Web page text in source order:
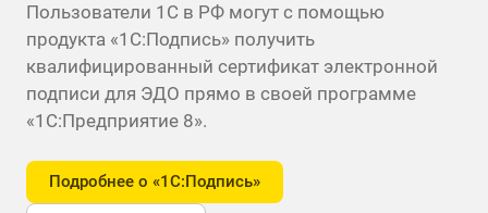
Пользователи 1С в РФ могут с помощью
продукта «1С:Подпись» получить
квалифицированный сертификат электронной
подписи для ЭДО прямо в своей программе
«1С:Предприятие 8».
Подробнее о «1С:Подпись»